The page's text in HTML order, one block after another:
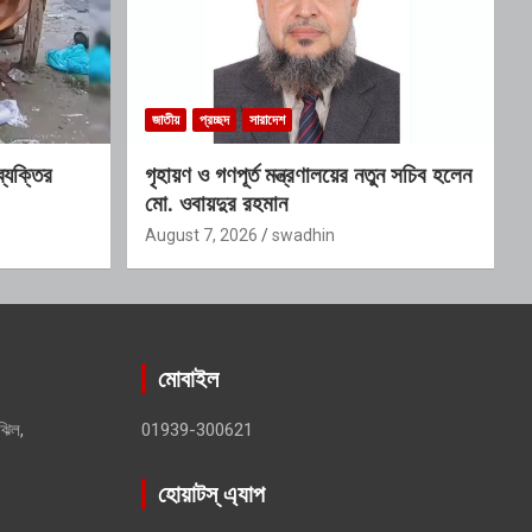
জাতীয় প্রচ্ছদ সারাদেশ
গৃহায়ণ ও গণপূর্ত মন্ত্রণালয়ের নতুন সচিব হলেন
মো. ওবায়দুর রহমান
August 7, 2026 swadhin
মোবাইল
01939-300621
হোয়াটস্ এ্যাপ